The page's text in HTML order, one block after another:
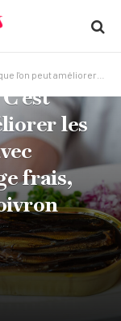
du fromage frais, du concombre et du poivron rouge »
les
frais,